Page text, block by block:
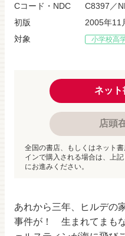
あれから三年、ヒルデの
事件が！ 生まれてまも
Cコード・NDC
C8397／
初版
2005年11
対象
小学校高
ネット
店頭
全国の書店、もしくはネット
インで購入される場合は、上
にお進みください。